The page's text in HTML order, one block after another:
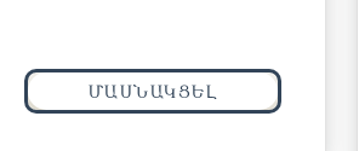
ՄԱՍՆԱԿՑԵԼ